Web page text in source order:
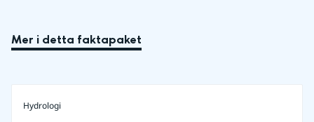
Mer i detta faktapaket
Hydrologi